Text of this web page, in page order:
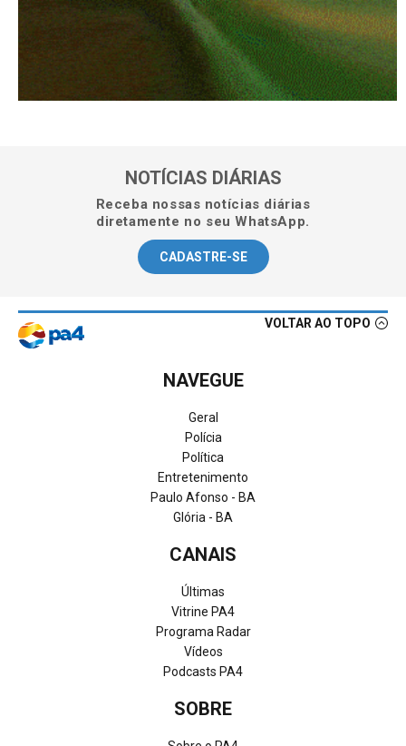
NOTÍCIAS DIÁRIAS
Receba nossas notícias diárias
diretamente no seu WhatsApp.
CADASTRE-SE
VOLTAR AO TOPO
NAVEGUE
Geral
Polícia
Política
Entretenimento
Paulo Afonso - BA
Glória - BA
CANAIS
Últimas
Vitrine PA4
Programa Radar
Vídeos
Podcasts PA4
SOBRE